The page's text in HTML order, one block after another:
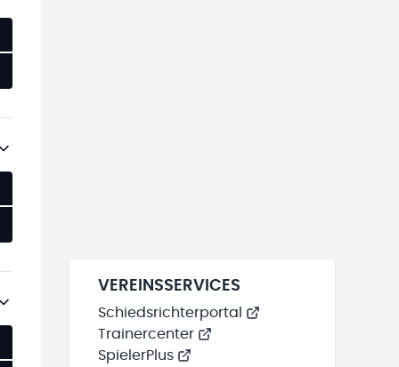
VEREINSSERVICES
Schiedsrichterportal
Trainercenter
SpielerPlus